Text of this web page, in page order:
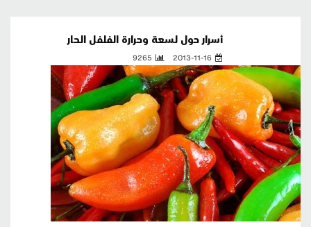
أسرار حول لسعة وحرارة الفلفل الحار
2013-11-16
9265